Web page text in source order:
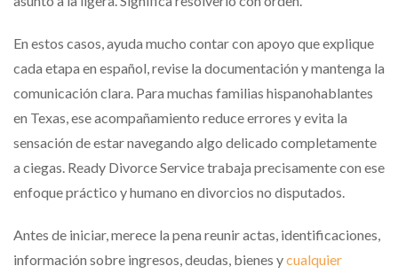
En estos casos, ayuda mucho contar con apoyo que explique
cada etapa en español, revise la documentación y mantenga la
comunicación clara. Para muchas familias hispanohablantes
en Texas, ese acompañamiento reduce errores y evita la
sensación de estar navegando algo delicado completamente
a ciegas. Ready Divorce Service trabaja precisamente con ese
enfoque práctico y humano en divorcios no disputados.
Antes de iniciar, merece la pena reunir actas, identificaciones,
información sobre ingresos, deudas, bienes ycualquier